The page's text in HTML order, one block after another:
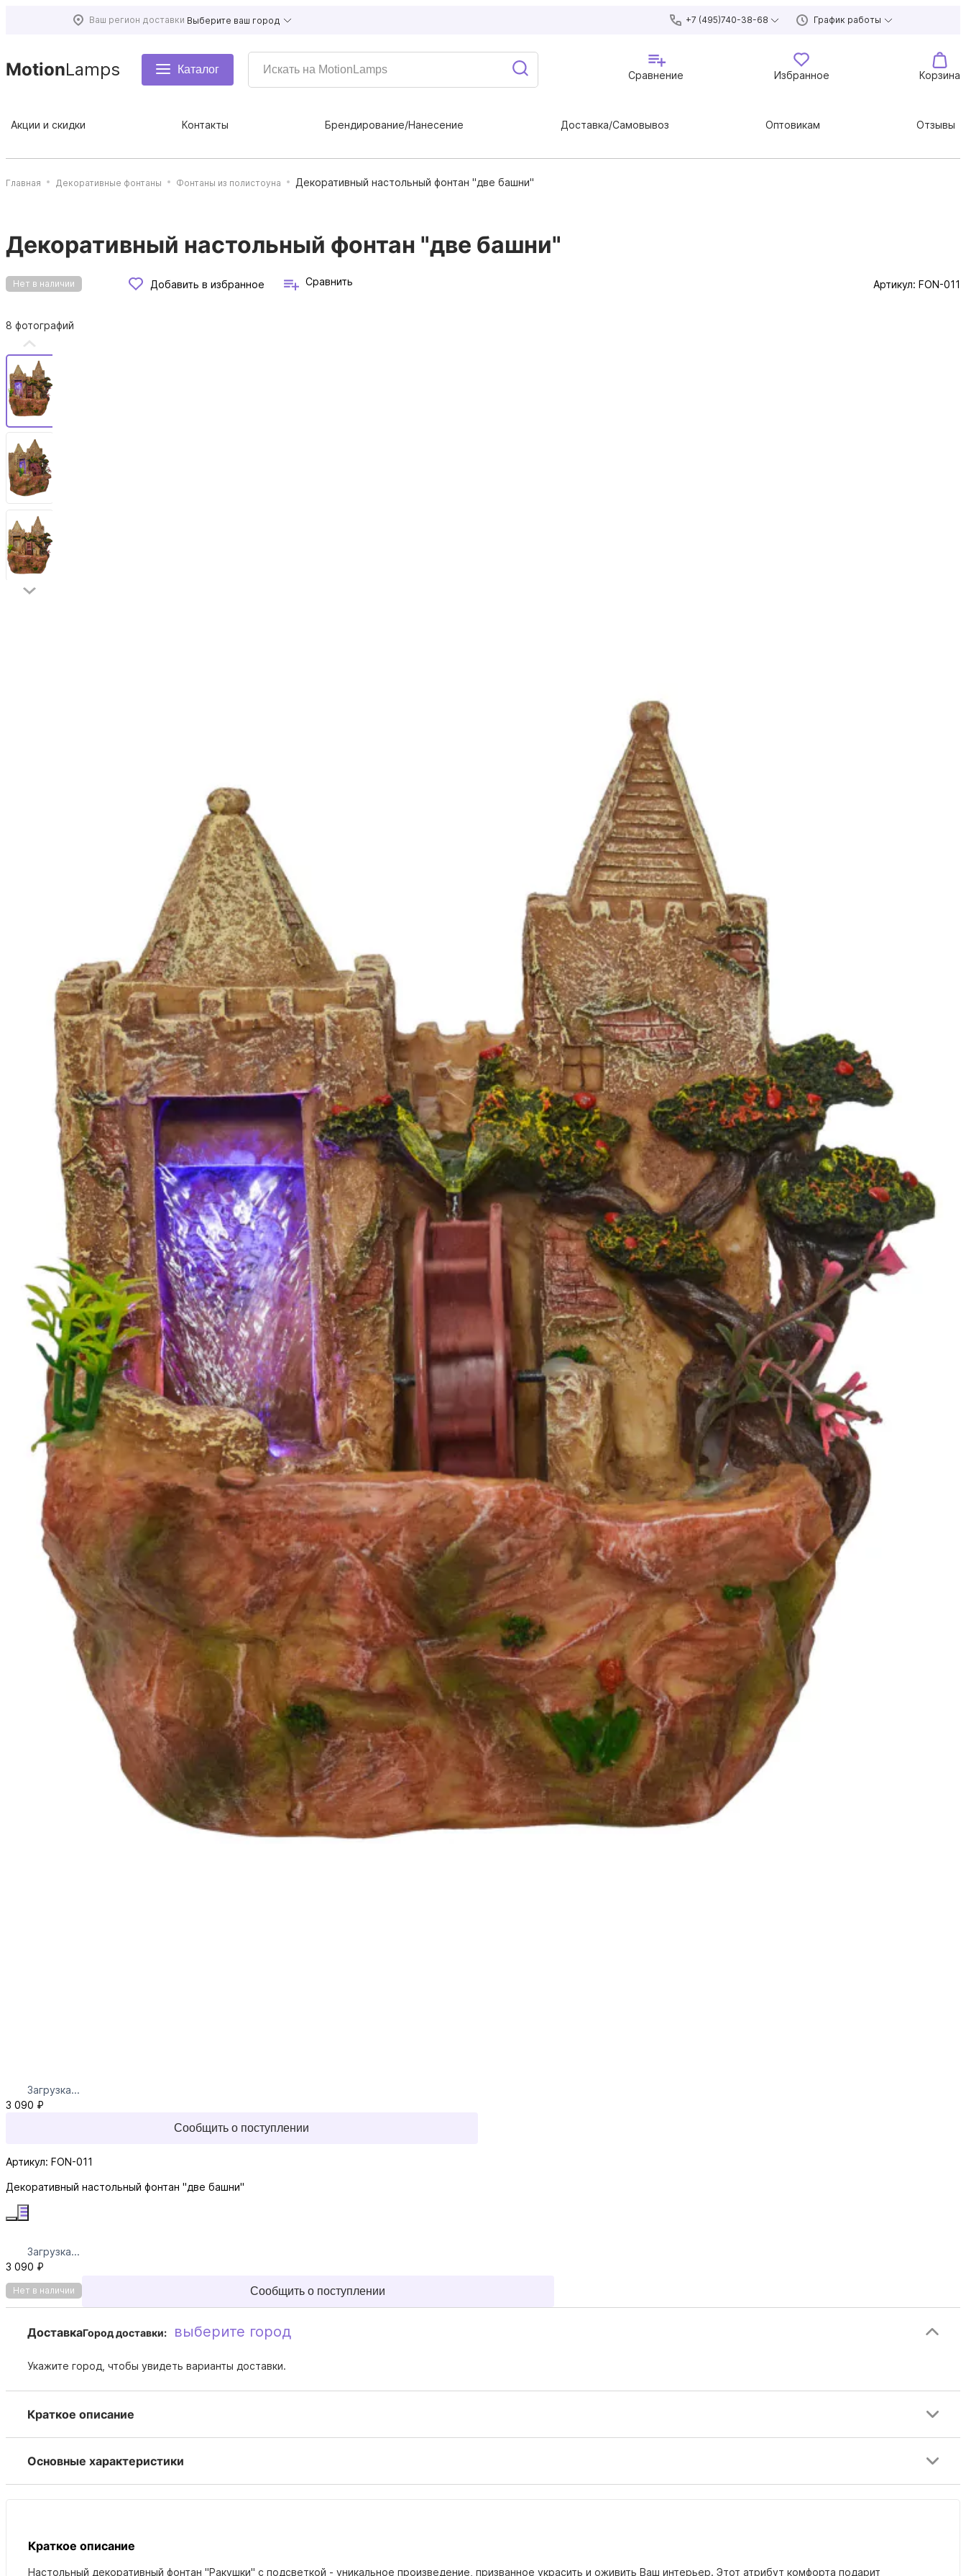
Ваш регион доставки Выберите ваш город +7 (495)740-38-68 График работы
MotionLamps Каталог Сравнение Избранное Корзина
Акции и скидки Контакты Брендирование/Нанесение Доставка/Самовывоз Оптовикам Отзывы
Главная Декоративные фонтаны Фонтаны из полистоуна Декоративный настольный фонтан "две башни"
Декоративный настольный фонтан "две башни"
Нет в наличии Добавить в избранное Сравнить Артикул: FON-011
8 фотографий
Загрузка...
3 090 ₽
Сообщить о поступлении
Артикул: FON-011
Декоративный настольный фонтан "две башни"
Загрузка...
3 090 ₽
Нет в наличии Сообщить о поступлении
ДоставкаГород доставки: выберите город
Укажите город, чтобы увидеть варианты доставки.
Краткое описание
Основные характеристики
Краткое описание
Настольный декоративный фонтан "Ракушки" с подсветкой - уникальное произведение, призванное украсить и оживить Ваш интерьер. Этот атрибут комфорта подарит